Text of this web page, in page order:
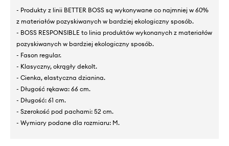
- Produkty z linii BETTER BOSS są wykonywane co najmniej w 60%
z materiałów pozyskiwanych w bardziej ekologiczny sposób.
- BOSS RESPONSIBLE to linia produktów wykonanych z materiałów
pozyskiwanych w bardziej ekologiczny sposób.
- Fason regular.
- Klasyczny, okrągły dekolt.
- Cienka, elastyczna dzianina.
- Długość rękawa: 66 cm.
- Długość: 61 cm.
- Szerokość pod pachami: 52 cm.
- Wymiary podane dla rozmiaru: M.